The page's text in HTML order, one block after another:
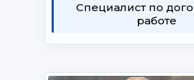
Специалист по
работе